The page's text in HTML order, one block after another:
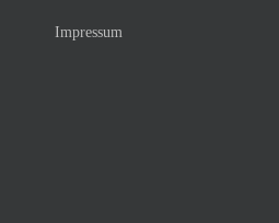
Impressum